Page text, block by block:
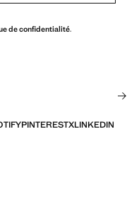
de confidentialité.
PINTERESTXLINKEDIN